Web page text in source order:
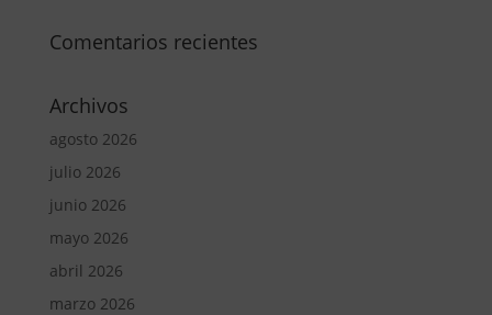
Comentarios recientes
Archivos
agosto 2026
julio 2026
junio 2026
mayo 2026
abril 2026
marzo 2026